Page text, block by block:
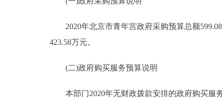
2020年北京市青年宫政府采购预算总额599.08
423.58万元。
(二)政府购买服务预算说明
本部门2020年无财政拨款安排的政府购买服